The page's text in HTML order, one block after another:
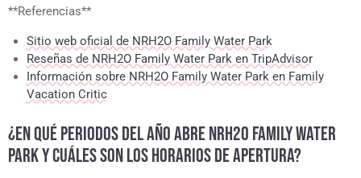
**Referencias**
Sitio web oficial de NRH2O Family Water Park
Reseñas de NRH2O Family Water Park en TripAdvisor
Información sobre NRH2O Family Water Park en Family
Vacation Critic
¿EN QUÉ PERIODOS DEL AÑO ABRE NRH2O FAMILY WATER
PARK Y CUÁLES SON LOS HORARIOS DE APERTURA?